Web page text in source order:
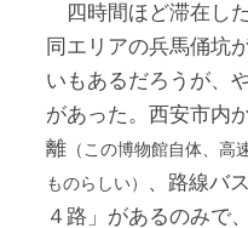
四時間ほど滞在し
同エリアの兵馬俑坑
いもあるだろうが、
があった。西安市内
離 （この博物館自体、高
ものらしい）
、路線バ
４路」があるのみで